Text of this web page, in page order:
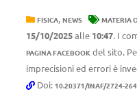
FISICA, NEWS MATERIA
15/10/2025alle 10:47. I
PAGINA FACEBOOK del sito.
imprecisioni ed errori è
Doi: 10.20371/INAF/2724-